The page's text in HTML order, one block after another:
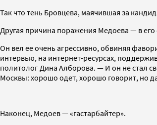
Так что тень Бровцева, маячившая за
Другая причина поражения Медоева — в
Он вел ее очень агрессивно, обвиняя
интервью, на интернет-ресурсах,
политолог Дина Алборова. — И он не стал
Москвы: хорошо одет, хорошо говорит, но
Наконец, Медоев — «гастарбайтер».